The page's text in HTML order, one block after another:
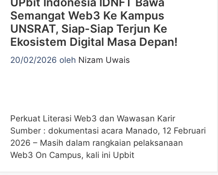
Semangat Web3 Ke Kampus
UNSRAT, Siap-Siap Terjun Ke
Ekosistem Digital Masa Depan!
20/02/2026 oleh Nizam Uwais
Perkuat Literasi Web3 dan Wawasan Karir
Sumber : dokumentasi acara Manado, 12 Februari
2026 – Masih dalam rangkaian pelaksanaan
Web3 On Campus, kali ini Upbit